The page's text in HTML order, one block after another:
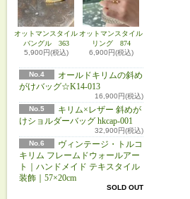
オットマンスタイル
バングル 363
5,900円(税込)
オットマンスタイル
リング 874
6,900円(税込)
No.4
オールドキリムの斜め
がけバッグ☆K14-013
16,900円(税込)
No.5
キリム×レザー 斜めが
けショルダーバッグ hkcap-001
32,900円(税込)
No.6
ヴィンテージ・トルコ
キリム フレームドウォールアー
ト｜ハンドメイド テキスタイル
装飾｜57×20cm
SOLD OUT